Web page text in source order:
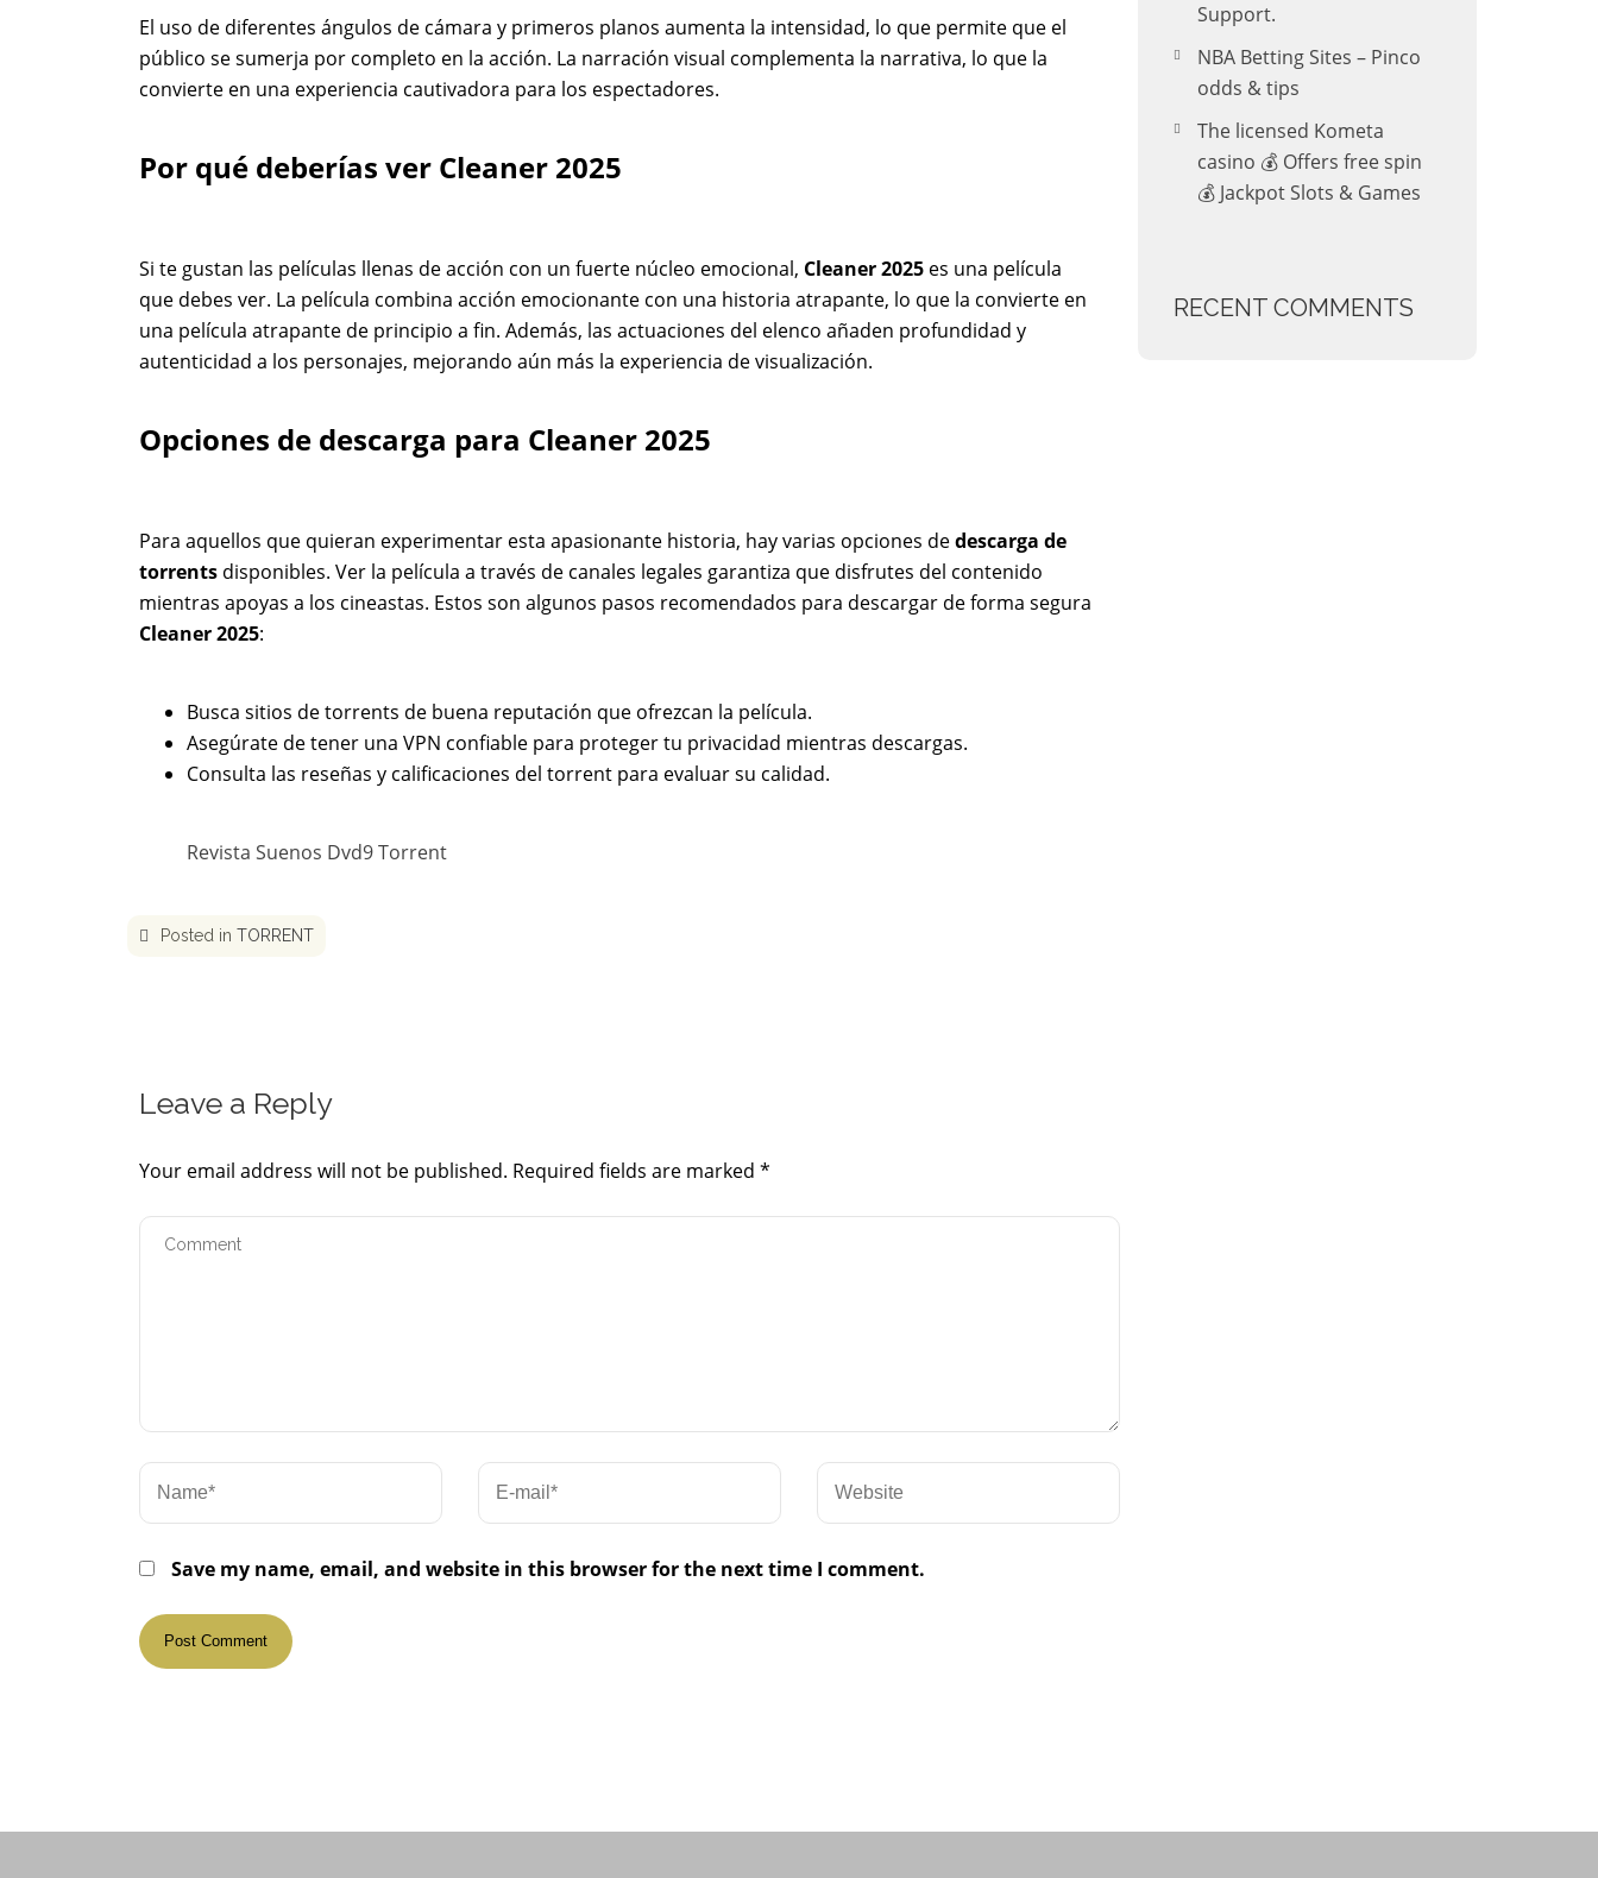
El uso de diferentes ángulos de cámara y primeros planos aumenta la intensidad, lo que permite que el
público se sumerja por completo en la acción. La narración visual complementa la narrativa, lo que la
convierte en una experiencia cautivadora para los espectadores.
Por qué deberías ver Cleaner 2025
Si te gustan las películas llenas de acción con un fuerte núcleo emocional, Cleaner 2025 es una película
que debes ver. La película combina acción emocionante con una historia atrapante, lo que la convierte en
una película atrapante de principio a fin. Además, las actuaciones del elenco añaden profundidad y
autenticidad a los personajes, mejorando aún más la experiencia de visualización.
Opciones de descarga para Cleaner 2025
Para aquellos que quieran experimentar esta apasionante historia, hay varias opciones dedescarga de
torrents disponibles. Ver la película a través de canales legales garantiza que disfrutes del contenido
mientras apoyas a los cineastas. Estos son algunos pasos recomendados para descargar de forma segura
Cleaner 2025:
Busca sitios de torrents de buena reputación que ofrezcan la película.
Asegúrate de tener una VPN confiable para proteger tu privacidad mientras descargas.
Consulta las reseñas y calificaciones del torrent para evaluar su calidad.
Revista Suenos Dvd9 Torrent
Posted in TORRENT
Leave a Reply
Your email address will not be published. Required fields are marked *
Save my name, email, and website in this browser for the next time I comment.
Support.
NBA Betting Sites – Pinco
odds & tips
The licensed Kometa
casino 💰 Offers free spin
💰 Jackpot Slots & Games
RECENT COMMENTS